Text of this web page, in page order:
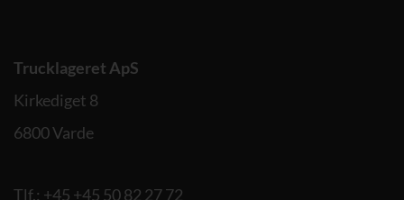
Trucklageret ApS
Kirkediget 8
6800 Varde
Tlf.: +45 +45 50 82 27 72